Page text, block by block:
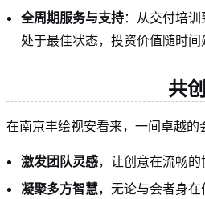
全周期服务与支持：从交付培
处于最佳状态，投资价值随时间
共
在南京丰绘视安看来，一间卓越的
激发团队灵感，让创意在流畅的
凝聚多方智慧，无论与会者身在